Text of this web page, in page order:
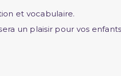
et vocabulaire.
un plaisir pour vos